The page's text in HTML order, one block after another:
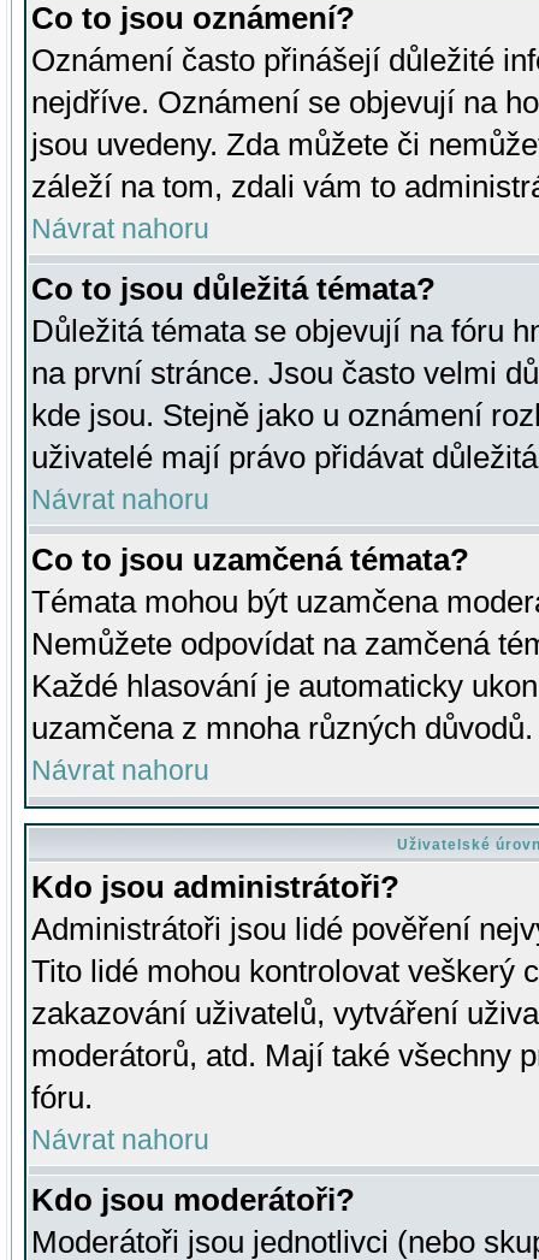
Co to jsou oznámení?
Oznámení často přinášejí důležité
nejdříve. Oznámení se objevují na
jsou uvedeny. Zda můžete či
záleží na tom, zdali vám to
Návrat nahoru
Co to jsou důležitá témata?
Důležitá témata se objevují na fóru
na první stránce. Jsou často velmi
kde jsou. Stejně jako u oznámení
uživatelé mají právo přidávat
Návrat nahoru
Co to jsou uzamčená témata?
Témata mohou být uzamčena
Nemůžete odpovídat na zamčená
Každé hlasování je automaticky
uzamčena z mnoha různých důvodů.
Návrat nahoru
Uživatelské
Kdo jsou administrátoři?
Administrátoři jsou lidé pověření
Tito lidé mohou kontrolovat veškerý
zakazování uživatelů, vytváření
moderátorů, atd. Mají také všechny
fóru.
Návrat nahoru
Kdo jsou moderátoři?
Moderátoři jsou jednotlivci (nebo